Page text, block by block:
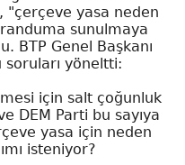
"çerçeve yasa neden
sunulmaya
BTP Genel Başkanı
soruları yöneltti:
için salt çoğunluk
DEM Parti bu sayıya
yasa için neden
isteniyor?